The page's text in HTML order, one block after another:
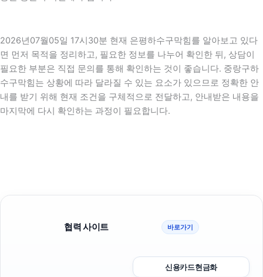
2026년07월05일 17시30분 현재 은평하수구막힘를 알아보고 있다
면 먼저 목적을 정리하고, 필요한 정보를 나누어 확인한 뒤, 상담이
필요한 부분은 직접 문의를 통해 확인하는 것이 좋습니다. 중랑구하
수구막힘는 상황에 따라 달라질 수 있는 요소가 있으므로 정확한 안
내를 받기 위해 현재 조건을 구체적으로 전달하고, 안내받은 내용을
마지막에 다시 확인하는 과정이 필요합니다.
협력 사이트 바로가기
신용카드현금화